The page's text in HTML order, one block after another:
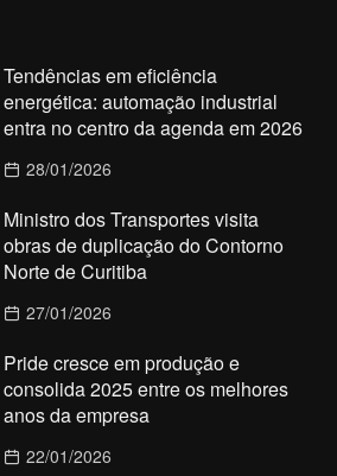
Tendências em eficiência
energética: automação industrial
entra no centro da agenda em 2026
28/01/2026
Ministro dos Transportes visita
obras de duplicação do Contorno
Norte de Curitiba
27/01/2026
Pride cresce em produção e
consolida 2025 entre os melhores
anos da empresa
22/01/2026